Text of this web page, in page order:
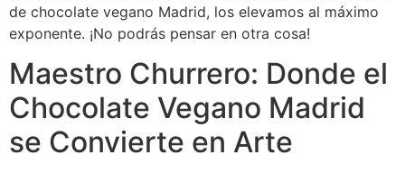
de chocolate vegano Madrid, los elevamos al máximo
exponente. ¡No podrás pensar en otra cosa!
Maestro Churrero: Donde el
Chocolate Vegano Madrid
se Convierte en Arte